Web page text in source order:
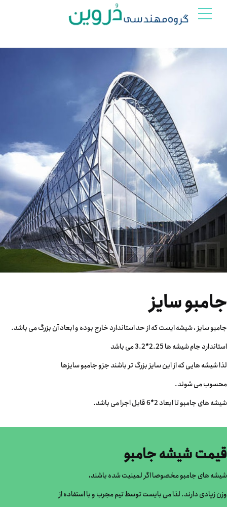
جامبو سایز
جامبو سایز ، شیشه ایست که از حد استاندارد خارج بوده و ابعاد آن بزرگ می باشد.
استاندارد جام شیشه ها 2.25*3.2 می باشد
لذا شیشه هایی که از این سایز بزرگ تر باشند جزو جامبو سایزها
محسوب می شوند.
شیشه های جامبو تا ابعاد 2*6 قابل اجرا می باشد.
قیمت شیشه جامبو
شیشه های جامبو مخصوصا اگر لمینیت شده باشند،
وزن زیادی دارند. لذا می بایست توسط تیم مجرب و با استفاده از